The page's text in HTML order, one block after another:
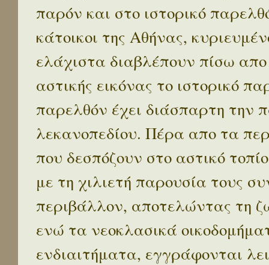
παρόν και στο ιστορικό
κάτοικοι της Αθήνας,
ελάχιστα διαβλέπουν πίσω
αστικής εικόνας το ιστορικό
παρελθόν έχει διάσπαρτη την
λεκανοπεδίου. Πέρα απο τα
που δεσπόζουν στο αστικό
με τη χιλιετή παρουσία τους
περιβάλλον, αποτελώντας τη
ενώ τα νεοκλασικά
ενδιαιτήματα, εγγράφονται